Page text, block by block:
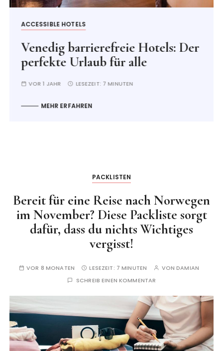
ACCESSIBLE HOTELS
Venedig barrierefreie Hotels: Der
perfekte Urlaub für alle
VOR 1 JAHR LESEZEIT: 7 MINUTEN
MEHR ERFAHREN
PACKLISTEN
Bereit für eine Reise nach Norwegen
im November? Diese Packliste sorgt
dafür, dass du nichts Wichtiges
vergisst!
VOR 8 MONATEN LESEZEIT: 7 MINUTEN VONDAMIAN
SCHREIB EINEN KOMMENTAR